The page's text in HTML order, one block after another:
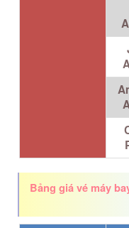
Bảng giá vé máy